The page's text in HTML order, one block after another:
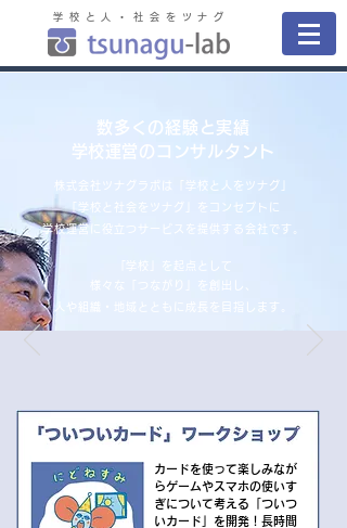
学校と人・社会をツナグ
数多くの経験と実績
​学校運営のコンサルタント
株式会社ツナグラボは「学校と人をツナグ」
「学校と社会をツナグ」をコンセプトに
学校運営に役立つサービスを提供する会社です。
​「学校」を起点として
様々な「つながり」を創出し、
人や組織・地域とともに成長を目指します。
​カードを使って楽しみなが
らゲームやスマホの使いす
ぎについて考える 「ついつ
いカード」を開発！長時間